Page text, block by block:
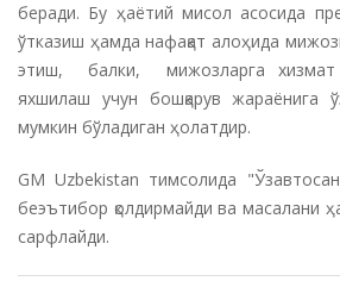
беради. Бу ҳаётий мисол асосида
ўтказиш ҳамда нафақат алоҳида
этиш, балки, мижозларга хизмат
яхшилаш учун бошқарув жараёнига
мумкин бўладиган ҳолатдир.
GM Uzbekistan тимсолида
беэътибор қолдирмайди ва масалани
сарфлайди.